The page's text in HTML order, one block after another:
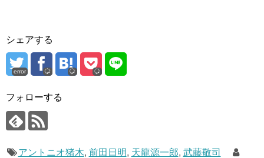
シェアする
error
フォローする
アントニオ猪木, 前田日明, 天龍源一郎, 武藤敬司